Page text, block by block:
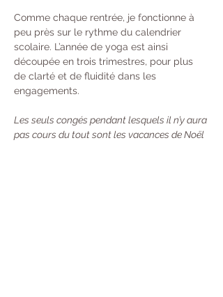
Comme chaque rentrée, je fonctionne à
peu près sur le rythme du calendrier
scolaire. L’année de yoga est ainsi
découpée en trois trimestres, pour plus
de clarté et de fluidité dans les
engagements.
Les seuls congés pendant lesquels il n’y aura
pas cours du tout sont les vacances de Noël